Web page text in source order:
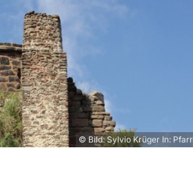
© Bild: Sylvio Krüger In: